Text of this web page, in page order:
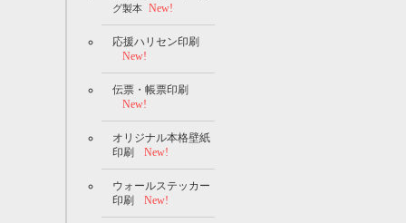
グ製本 New!
応援ハリセン印刷
New!
伝票・帳票印刷
New!
オリジナル本格壁紙
印刷
New!
ウォールステッカー
印刷
New!